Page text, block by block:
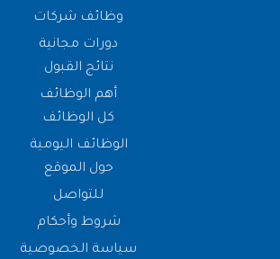
وظائف شركات
دورات مجانية
نتائج القبول
أهم الوظائف
كل الوظائف
الوظائف اليومية
حول الموقع
للتواصل
شروط وأحكام
سياسة الخصوصية